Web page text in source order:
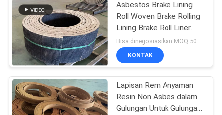
Asbestos Brake Lining
Roll Woven Brake Rolling
Lining Brake Roll Liner
dengan Kuningan
Bisa dinegosiasikan MOQ:500 kg
KONTAK
Lapisan Rem Anyaman
Resin Non Asbes dalam
Gulungan Untuk Gulungan